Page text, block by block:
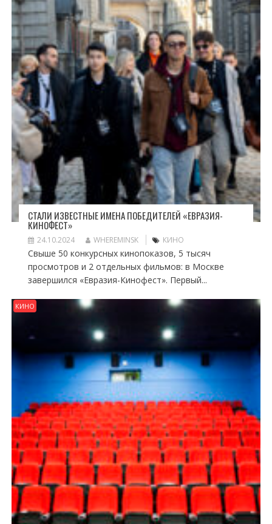
СТАЛИ ИЗВЕСТНЫЕ ИМЕНА ПОБЕДИТЕЛЕЙ «ЕВРАЗИЯ-
КИНОФЕСТ»
24.10.2024 WHEREMINSK КИНО
Свыше 50 конкурсных кинопоказов, 5 тысяч
просмотров и 2 отдельных фильмов: в Москве
завершился «Евразия-Кинофест». Первый...
КИНО